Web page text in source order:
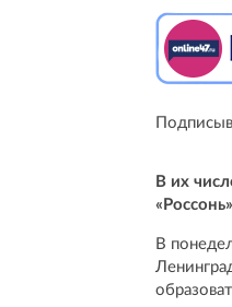
В их
«Россонь»
В